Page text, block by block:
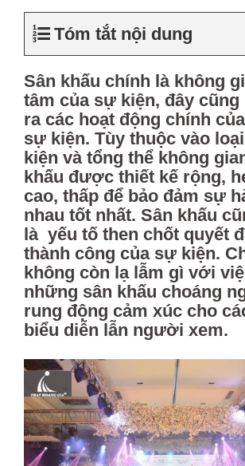
Tóm tắt nội dung
Sân khấu chính là không
tâm của sự kiện, đây
ra các hoạt động chính
sự kiện. Tùy thuộc vào
kiện và tổng thể không
khấu được thiết kế rộng,
cao, thấp để bảo đảm sự
nhau tốt nhất. Sân khấu
là yếu tố then chốt quyết
thành công của sự kiện.
không còn lạ lẫm gì với
những sân khấu choáng
rung động cảm xúc cho
biểu diễn lẫn người xem.